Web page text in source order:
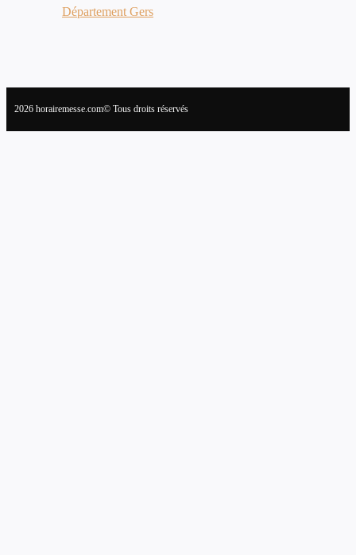
Département Gers
2026 horairemesse.com© Tous droits réservés